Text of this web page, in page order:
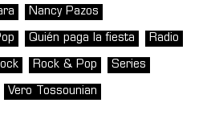
Nancy Pazos
Quién paga la fiesta Radio
Rock & Pop Series
Vero Tossounian